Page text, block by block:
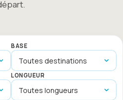
BASE
LONGUEUR